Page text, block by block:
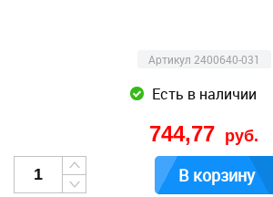
Артикул 2400640-031
Есть в наличии
744,77 руб.
В корзину